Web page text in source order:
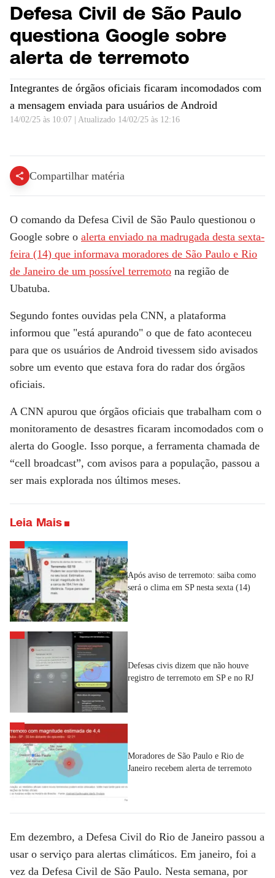
Defesa Civil de São Paulo
questiona Google sobre
alerta de terremoto
Integrantes de órgãos oficiais ficaram incomodados com
a mensagem enviada para usuários de Android
14/02/25 às 10:07 Atualizado 14/02/25 às 12:16
Defesa Civil de São Paulo questiona Google sobre alerta de terremoto | LIVE CNN
Compartilhar matéria
O comando da Defesa Civil de São Paulo questionou o
Google sobre o alerta enviado na madrugada desta sexta-
feira (14) que informava moradores de São Paulo e Rio
de Janeiro de um possível terremoto na região de
Ubatuba.
Segundo fontes ouvidas pela CNN, a plataforma
informou que "está apurando" o que de fato aconteceu
para que os usuários de Android tivessem sido avisados
sobre um evento que estava fora do radar dos órgãos
oficiais.
A CNN apurou que órgãos oficiais que trabalham com o
monitoramento de desastres ficaram incomodados com o
alerta do Google. Isso porque, a ferramenta chamada de
“cell broadcast”, com avisos para a população, passou a
ser mais explorada nos últimos meses.
Leia Mais
Após aviso de terremoto: saiba como
será o clima em SP nesta sexta (14)
Defesas civis dizem que não houve
registro de terremoto em SP e no RJ
Moradores de São Paulo e Rio de
Janeiro recebem alerta de terremoto
Em dezembro, a Defesa Civil do Rio de Janeiro passou a
usar o serviço para alertas climáticos. Em janeiro, foi a
vez da Defesa Civil de São Paulo. Nesta semana, por